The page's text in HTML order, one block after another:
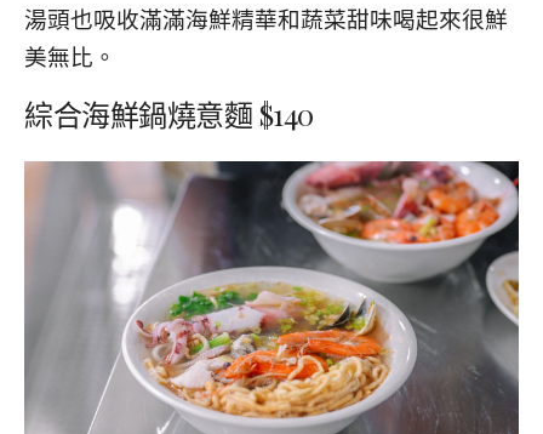
湯頭也吸收滿滿海鮮精華和蔬菜甜味喝起來很鮮
美無比。
綜合海鮮鍋燒意麵 $140